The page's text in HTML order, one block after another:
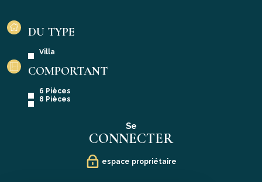
DU TYPE
Villa
COMPORTANT
6 Pièces
8 Pièces
Se
CONNECTER
espace propriétaire